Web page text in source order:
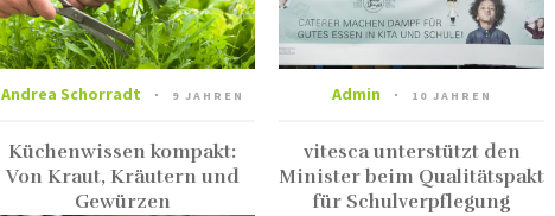
Andrea Schorradt 9 JAHREN
Küchenwissen kompakt:
Von Kraut, Kräutern und
Gewürzen
Admin 10 JAHREN
vitesca unterstützt den
Minister beim Qualitätspakt
für Schulverpflegung